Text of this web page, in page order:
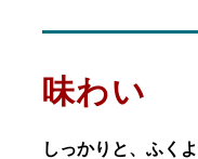
味わい
しっかりと、ふく